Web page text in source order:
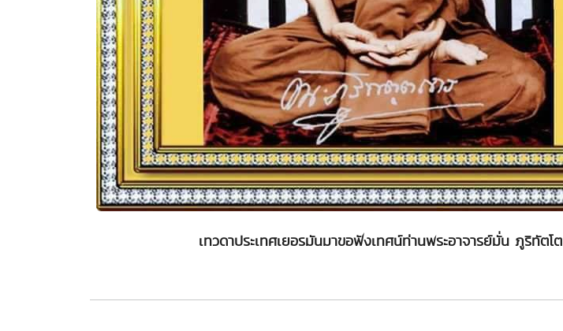
เทวดาประเทศเยอรมันมาขอฟังเทศน์ท่านพระอาจารย์มั่น ภูริทัตโต